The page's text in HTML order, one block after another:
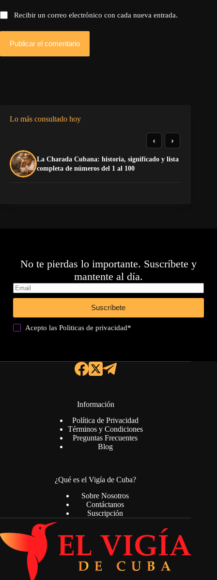
Recibir un correo electrónico con cada nueva entrada.
Publicar el comentario
Lo más consultado hoy
La Charada Cubana: historia, significado y lista
completa de números del 1 al 100
‹ ›
No te pierdas lo importante. Suscríbete y
mantente al día.
Suscríbete
Acepto lasPoliticas de privacidad*
Información
Política de Privacidad
Términos y Condiciones
Preguntas Frecuentes
Blog
¿Qué es el Vigía de Cuba?
Sobre Nosotros
Contáctanos
Suscripción